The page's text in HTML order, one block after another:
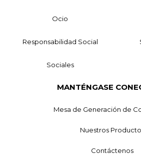
Ocio
Responsabilidad Social
Sociales
MANTÉNGASE
Mesa de Generación de
Nuestros
Contáctenos